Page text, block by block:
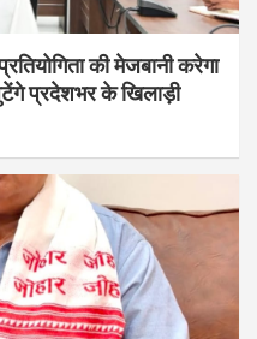
की मेजबानी करेगा
प्रदेशभर के खिलाड़ी